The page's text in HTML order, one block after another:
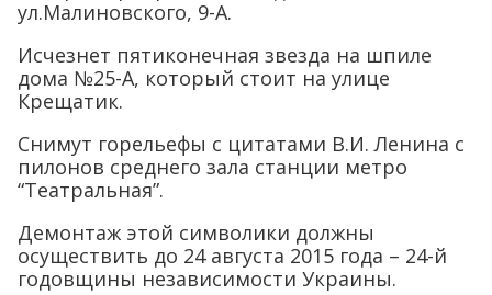
ул.Малиновского, 9-А.
Исчезнет пятиконечная звезда на шпиле
дома №25-А, который стоит на улице
Крещатик.
Снимут горельефы с цитатами В.И. Ленина с
пилонов среднего зала станции метро
“Театральная”.
Демонтаж этой символики должны
осуществить до 24 августа 2015 года – 24-й
годовщины независимости Украины.